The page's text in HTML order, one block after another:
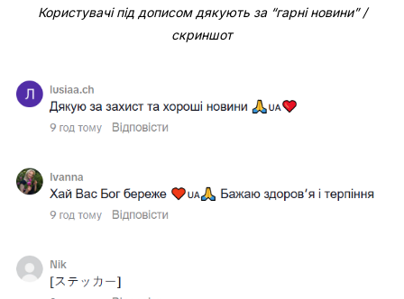
Користувачі під дописом дякують за “гарні новини” /
скриншот